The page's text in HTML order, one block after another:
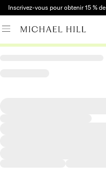
Inscrivez-vous pour obtenir 15 %